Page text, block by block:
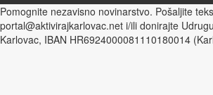
Pomognite nezavisno novinarstvo. Pošaljite
portal@aktivirajkarlovac.net i/ili donirajte
Karlovac, IBAN HR6924000081110180014